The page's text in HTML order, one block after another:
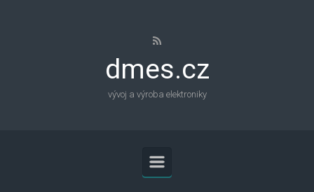
dmes.cz
vývoj a výroba elektroniky